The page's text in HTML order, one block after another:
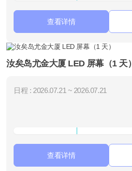
查看详情
汝矣岛尤金大厦 LED 屏幕（1 天）
日程 : 2026.07.21 ~ 2026.07.21
查看详情